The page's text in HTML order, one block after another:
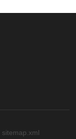
sitemap.xml